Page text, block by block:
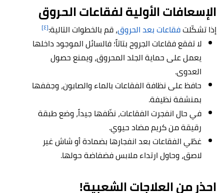
الإسعافات الأولية لفقاعات الحروق
إذا تشكّلتفقاعات بعد الحروق، قم بالخطوات التالية:[٤]
لا تفقع فقاعات الجروح بتاتاً؛ فالسائل الموجود داخلها
يعمل على حماية الجلد المحروق، ويمنع حصول
العدوى.
حافظ على نظافة الفقاعات بالماء والصابون، وجففها
بمنشفة نظيفة.
في حال انفجرت الفقاعات، نظّفها جيداً، وضع طبقة
رقيقة من كريم مضاد حيوي.
غطّي الفقاعات بعد انفجارها بضمادة أو شاش غير
لاصق، وحاول ارتداء ملابس فضفاضة حولها.
احذر من العلاجات الشعبية!